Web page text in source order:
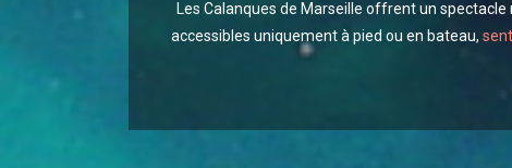
Les Calanques de Marseille offrent un
accessibles uniquement à pied ou en bateau,